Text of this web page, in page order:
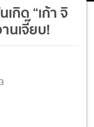
กิด “เก้า จิ
นเจี๊ยบ!